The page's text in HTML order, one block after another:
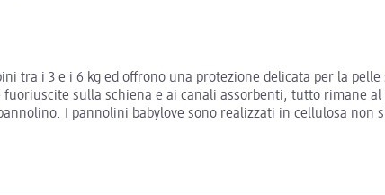
tra i 3 e i 6 kg ed offrono una protezione delicata per la
sulla schiena e ai canali assorbenti, tutto rimane
I pannolini babylove sono realizzati in cellulosa